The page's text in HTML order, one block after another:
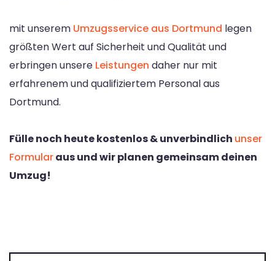
mit unserem Umzugsservice aus Dortmund legen
größten Wert auf Sicherheit und Qualität und
erbringen unsere Leistungen daher nur mit
erfahrenem und qualifiziertem Personal aus
Dortmund.
Fülle noch heute kostenlos & unverbindlich unser
Formularaus und wir planen gemeinsam deinen
Umzug!